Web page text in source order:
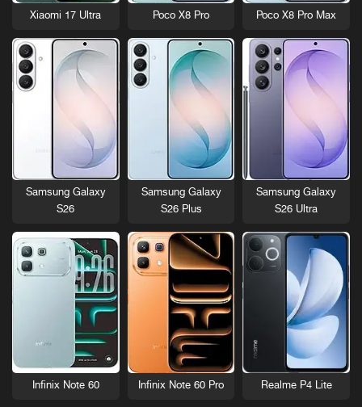
Poco X8 Pro Max
Poco X8 Pro
Xiaomi 17 Ultra
Samsung Galaxy
S26 Ultra
Samsung Galaxy
S26 Plus
Samsung Galaxy
S26
Realme P4 Lite
Infinix Note 60 Pro
Infinix Note 60